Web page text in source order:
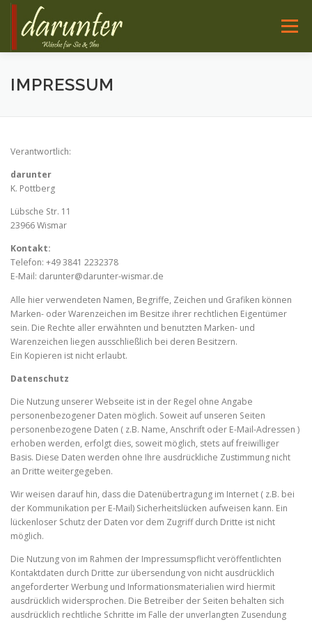
Zum
springen
Menü
WÄSCHE FÜR SIE
PFLEGE
IMPRESSUM
Verantwortlich:
darunter
K. Pottberg
Lübsche Str. 11
23966 Wismar
Kontakt:
Telefon: +49 3841 2232378
E-Mail: darunter@darunter-wismar.de
Alle hier verwendeten Namen, Begriffe, Zeichen und Grafiken können
Marken- oder Warenzeichen im Besitze ihrer rechtlichen Eigentümer
sein. Die Rechte aller erwähnten und benutzten Marken- und
Warenzeichen liegen ausschließlich bei deren Besitzern.
Ein Kopieren ist nicht erlaubt.
Datenschutz
Die Nutzung unserer Webseite ist in der Regel ohne Angabe
personenbezogener Daten möglich. Soweit auf unseren Seiten
personenbezogene Daten ( z.B. Name, Anschrift oder E-Mail-Adressen )
erhoben werden, erfolgt dies, soweit möglich, stets auf freiwilliger
Basis. Diese Daten werden ohne Ihre ausdrückliche Zustimmung nicht
an Dritte weitergegeben.
Wir weisen darauf hin, dass die Datenübertragung im Internet ( z.B. bei
der Kommunikation per E-Mail) Sicherheitslücken aufweisen kann. Ein
lückenloser Schutz der Daten vor dem Zugriff durch Dritte ist nicht
möglich.
Die Nutzung von im Rahmen der Impressumspflicht veröffentlichten
Kontaktdaten durch Dritte zur übersendung von nicht ausdrücklich
angeforderter Werbung und Informationsmaterialien wird hiermit
ausdrücklich widersprochen. Die Betreiber der Seiten behalten sich
ausdrücklich rechtliche Schritte im Falle der unverlangten Zusendung